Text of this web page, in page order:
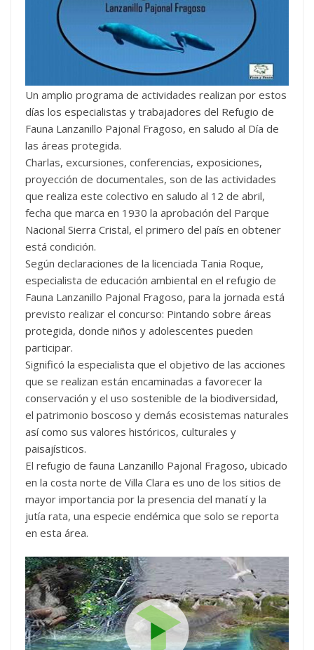
Un amplio programa de actividades realizan por estos
días los especialistas y trabajadores del Refugio de
Fauna Lanzanillo Pajonal Fragoso, en saludo al Día de
las áreas protegida.
Charlas, excursiones, conferencias, exposiciones,
proyección de documentales, son de las actividades
que realiza este colectivo en saludo al 12 de abril,
fecha que marca en 1930 la aprobación del Parque
Nacional Sierra Cristal, el primero del país en obtener
está condición.
Según declaraciones de la licenciada Tania Roque,
especialista de educación ambiental en el refugio de
Fauna Lanzanillo Pajonal Fragoso, para la jornada está
previsto realizar el concurso: Pintando sobre áreas
protegida, donde niños y adolescentes pueden
participar.
Significó la especialista que el objetivo de las acciones
que se realizan están encaminadas a favorecer la
conservación y el uso sostenible de la biodiversidad,
el patrimonio boscoso y demás ecosistemas naturales
así como sus valores históricos, culturales y
paisajísticos.
El refugio de fauna Lanzanillo Pajonal Fragoso, ubicado
en la costa norte de Villa Clara es uno de los sitios de
mayor importancia por la presencia del manatí y la
jutía rata, una especie endémica que solo se reporta
en esta área.